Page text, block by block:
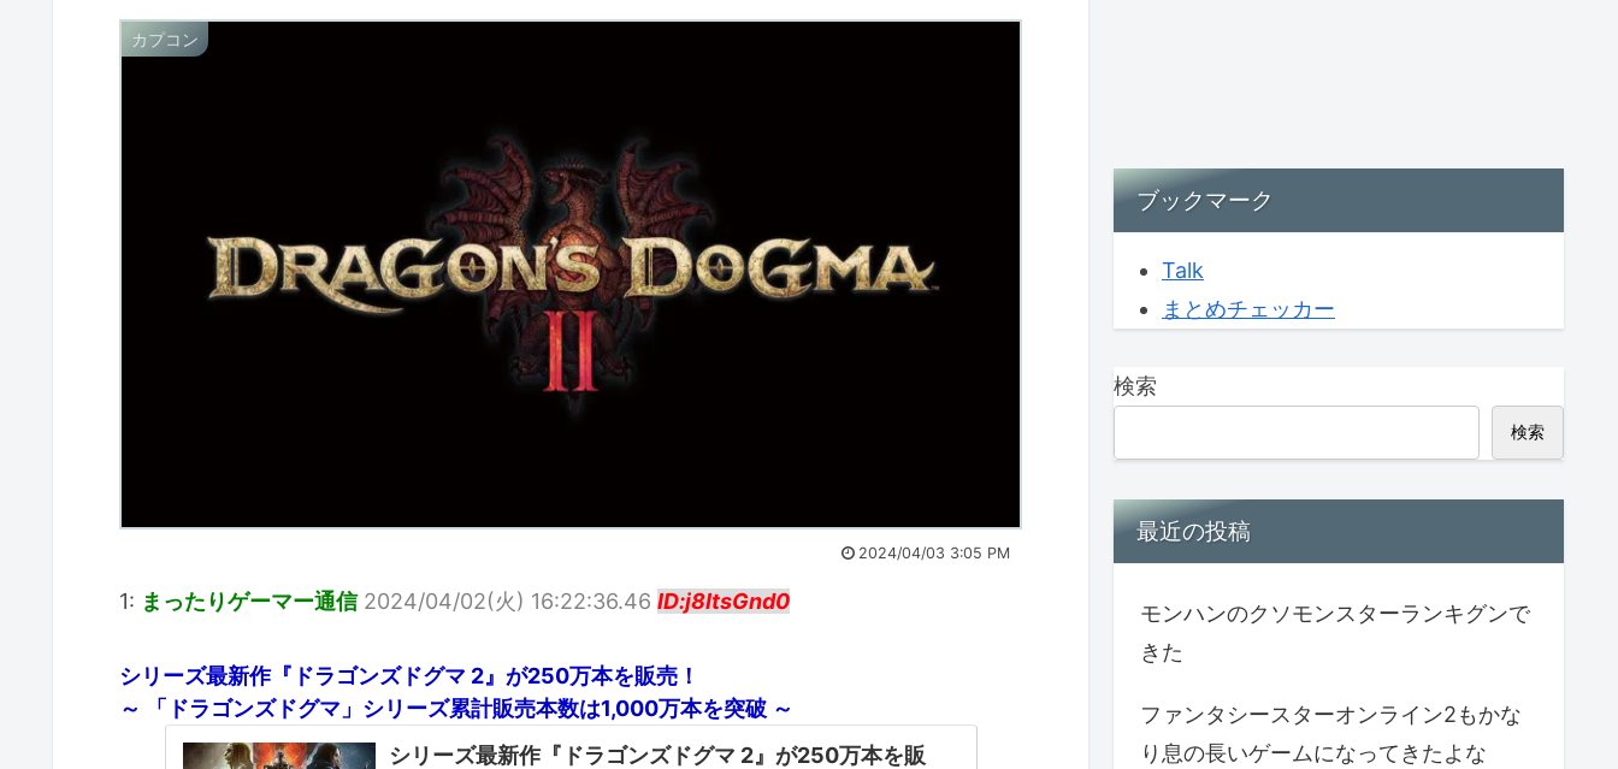
カプコン
2024/04/03 3:05 PM
1: まったりゲーマー通信 2024/04/02(火) 16:22:36.46 ID:j8ItsGnd0
シリーズ最新作『ドラゴンズドグマ 2』が250万本を販売！
～ 「ドラゴンズドグマ」シリーズ累計販売本数は1,000万本を突破 ～
シリーズ最新作『ドラゴンズドグマ 2』が250万本を販
ブックマーク
Talk
まとめチェッカー
検索
検索
最近の投稿
モンハンのクソモンスターランキグンで
きた
ファンタシースターオンライン2もかな
り息の長いゲームになってきたよな